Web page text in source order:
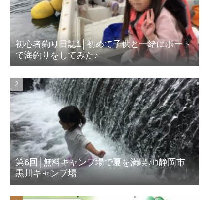
初心者釣り日誌1│初めて子供と一緒にボート
で海釣りをしてみた♪
第6回│無料キャンプ場で夏を満喫♪in静岡市
黒川キャンプ場